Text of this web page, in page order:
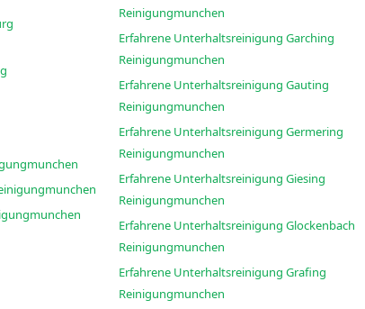
Pasing Reinigungmunchen
Teppichreinigung Puchheim Reinigungmunchen
Pullach Reinigungmunchen
Reinigungmunchen
Erfahrene Unterhaltsreinigung Garching
Reinigungmunchen
Erfahrene Unterhaltsreinigung Gauting
Reinigungmunchen
Erfahrene Unterhaltsreinigung Germering
Reinigungmunchen
Erfahrene Unterhaltsreinigung Giesing
Reinigungmunchen
Erfahrene Unterhaltsreinigung Glockenbach
Reinigungmunchen
Erfahrene Unterhaltsreinigung Grafing
Reinigungmunchen